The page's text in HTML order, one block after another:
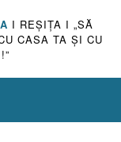
I REŞIŢA I „SĂ
CASA TA ŞI CU